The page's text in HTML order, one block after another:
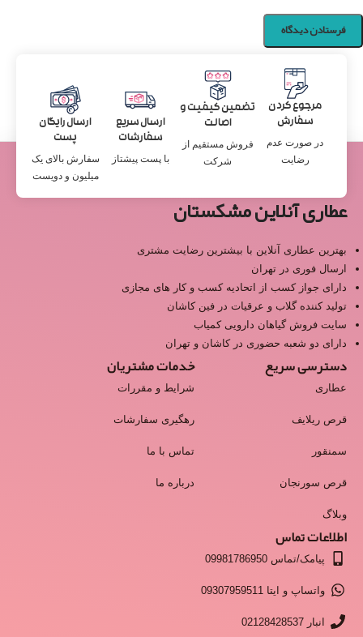
مرجوع کردن
سفارش
در صورت عدم
رضایت
تضمین کیفیت و
اصالت
فروش مستقیم از
شرکت
ارسال سریع
سفارشات
با پست پیشتاز
ارسال رایگان
پست
سفارش بالای یک
میلیون و دویست
عطاری آنلاین مشکستان
بهترین عطاری آنلاین با بیشترین رضایت مشتری
ارسال فوری در تهران
دارای جواز کسب از اتحادیه کسب و کار های مجازی
تولید کننده گلاب و عرقیات در فین کاشان
سایت فروش گیاهان دارویی کمیاب
دارای دو شعبه حضوری در کاشان و تهران
دسترسی سریع
عطاری
قرص ریلایف
سمنقور
قرص سورنجان
وبلاگ
خدمات مشتریان
شرایط و مقررات
رهگیری سفارشات
تماس با ما
درباره ما
اطلاعات تماس
پیامک/تماس 09981786950
واتساپ و ایتا 09307959511
انبار 02128428537